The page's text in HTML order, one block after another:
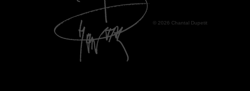
© 2026 Chantal Dupetit